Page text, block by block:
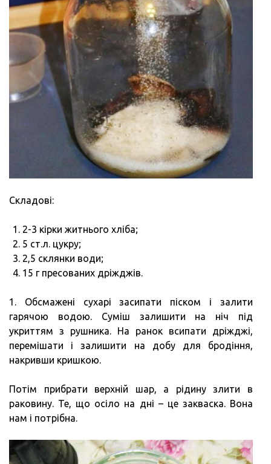
Складові:
2-3 кірки житнього хліба;
5 ст.л. цукру;
2,5 склянки води;
15 г пресованих дріжджів.
1. Обсмажені сухарі засипати піском і залити
гарячою водою. Суміш залишити на ніч під
укриттям з рушника. На ранок всипати дріжджі,
перемішати і залишити на добу для бродіння,
накривши кришкою.
Потім прибрати верхній шар, а рідину злити в
раковину. Те, що осіло на дні – це закваска. Вона
нам і потрібна.